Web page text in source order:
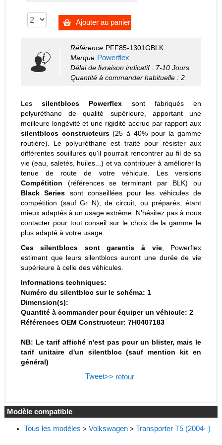
Ajouter au panier
Référence PFF85-1301GBLK
Marque Powerflex
Délai de livraison indicatif : 7-10 Jours
Quantité à commander habituelle : 2
Lessilentblocs Powerflex sont fabriqués en
polyuréthane de qualité supérieure, apportant une
meilleure longévité et une rigidité accrue par rapport aux
silentblocs constructeurs(25 à 40% pour la gamme
routière). Le polyuréthane est traité pour résister aux
différentes souillures qu'il pourrait rencontrer au fil de sa
vie (eau, saletés, huiles...) et va contribuer à améliorer la
tenue de route de votre véhicule. Les versions
Compétition (références se terminant par BLK) ou
Black Series sont conseillées pour les véhicules de
compétition (sauf Gr N), de circuit, ou préparés, étant
mieux adaptés à un usage extrême. N’hésitez pas à nous
contacter pour tout conseil sur le choix de la gamme le
plus adapté à votre usage.
Ces silentblocs sont garantis à vie, Powerflex
estimant que leurs silentblocs auront une durée de vie
supérieure à celle des véhicules.
Informations techniques:
Numéro du silentbloc sur le schéma: 1
Dimension(s):
Quantité à commander pour équiper un véhicule: 2
Références OEM Constructeur: 7H0407183
NB: Le tarif affiché n'est pas pour un blister, mais le
tarif unitaire d'un silentbloc (sauf mention kit en
général)
Tweet>> retour
Modèle compatible
Tous les modèles > Volkswagen> Transporter T5 (2004- )